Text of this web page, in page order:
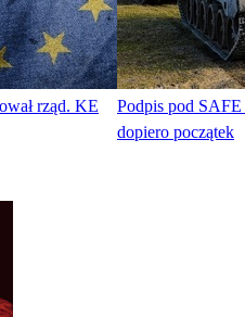
rząd. KE
Podpis pod
dopiero początek